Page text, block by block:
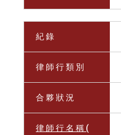
紀 錄
律 師 行 類 別
合 夥 狀 況
律 師 行 名 稱 (